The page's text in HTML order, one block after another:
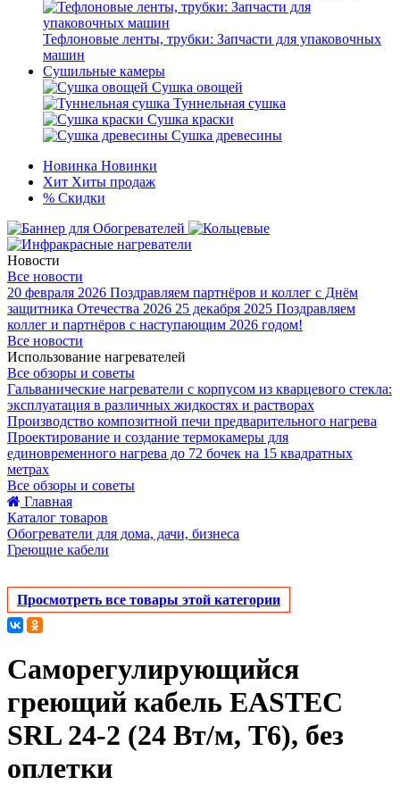
Тефлоновые ленты, трубки: Запчасти для упаковочных
машин
Сушильные камеры
Сушка овощей
Туннельная сушка
Сушка краски
Сушка древесины
Новинка Новинки
Хит Хиты продаж
% Скидки
Новости
Все новости
20 февраля 2026 Поздравляем партнёров и коллег с Днём
защитника Отечества 2026 25 декабря 2025 Поздравляем
коллег и партнёров с наступающим 2026 годом!
Все новости
Использование нагревателей
Все обзоры и советы
Гальванические нагреватели с корпусом из кварцевого стекла:
эксплуатация в различных жидкостях и растворах
Производство композитной печи предварительного нагрева
Проектирование и создание термокамеры для
единовременного нагрева до 72 бочек на 15 квадратных
метрах
Все обзоры и советы
Главная
Каталог товаров
Обогреватели для дома, дачи, бизнеса
Греющие кабели
Просмотреть все товары этой категории
Саморегулирующийся
греющий кабель EASTEC
SRL 24-2 (24 Вт/м, Т6), без
оплетки